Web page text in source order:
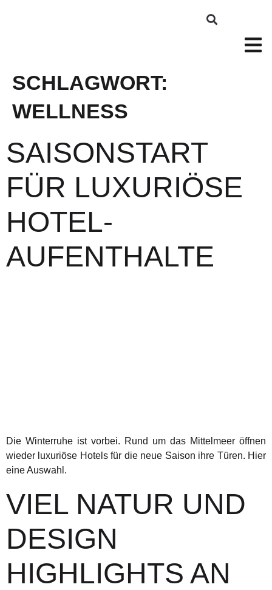
SCHLAGWORT:
WELLNESS
SAISONSTART
FÜR LUXURIÖSE
HOTEL-
AUFENTHALTE
Die Winterruhe ist vorbei. Rund um das Mittelmeer öffnen
wieder luxuriöse Hotels für die neue Saison ihre Türen. Hier
eine Auswahl.
VIEL NATUR UND
DESIGN
HIGHLIGHTS AN